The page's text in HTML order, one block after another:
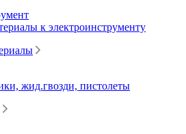
к электроинструменту
жид.гвозди, пистолеты